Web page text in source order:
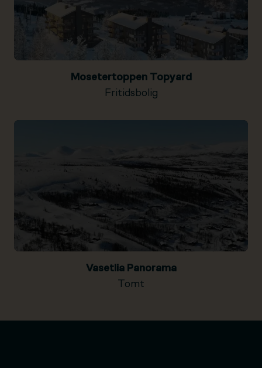
Mosetertoppen Topyard
Fritidsbolig
Vasetlia Panorama
Tomt